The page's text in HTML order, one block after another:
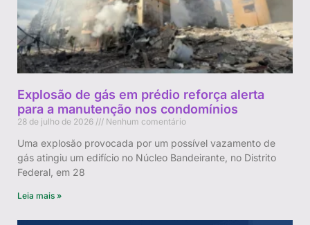
Explosão de gás em prédio reforça alerta
para a manutenção nos condomínios
28 de julho de 2026 Nenhum comentário
Uma explosão provocada por um possível vazamento de
gás atingiu um edifício no Núcleo Bandeirante, no Distrito
Federal, em 28
Leia mais »